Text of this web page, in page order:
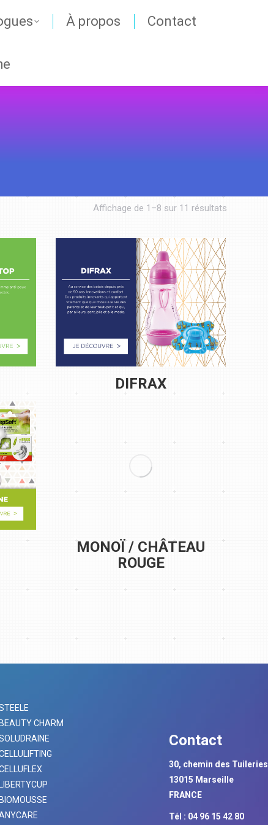
À propos Contact
Affichage de 1–8 sur 11 résultats
DIFRAX
MONOÏ / CHÂTEAU
ROUGE
BEAUTY CHARM
LIBERTYCUP
BIOMOUSSE
Contact
30, chemin des Tuileries
13015 Marseille
FRANCE
Tél : 04 96 15 42 80